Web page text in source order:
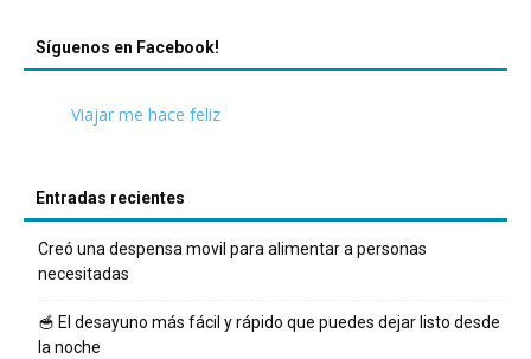
Síguenos en Facebook!
Viajar me hace feliz
Entradas recientes
Creó una despensa movil para alimentar a personas
necesitadas
🥣 El desayuno más fácil y rápido que puedes dejar listo desde
la noche